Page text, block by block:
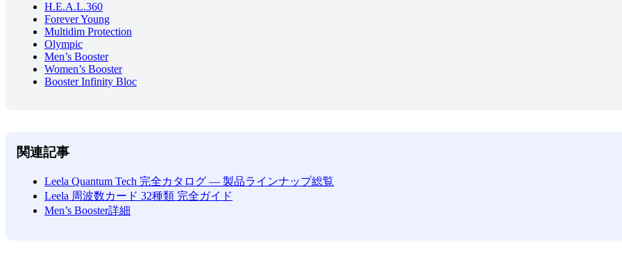
H.E.A.L.360
Forever Young
Multidim Protection
Olympic
Men’s Booster
Women’s Booster
Booster Infinity Bloc
関連記事
Leela Quantum Tech 完全カタログ — 製品ラインナップ総覧
Leela 周波数カード 32種類 完全ガイド
Men’s Booster詳細